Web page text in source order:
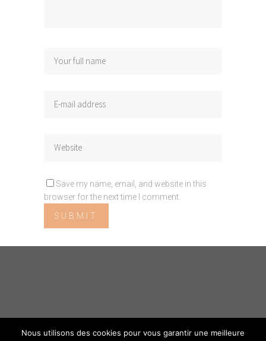
Save my name, email, and website in this
browser for the next time I comment.
Nous utilisons des cookies pour vous garantir une meilleure